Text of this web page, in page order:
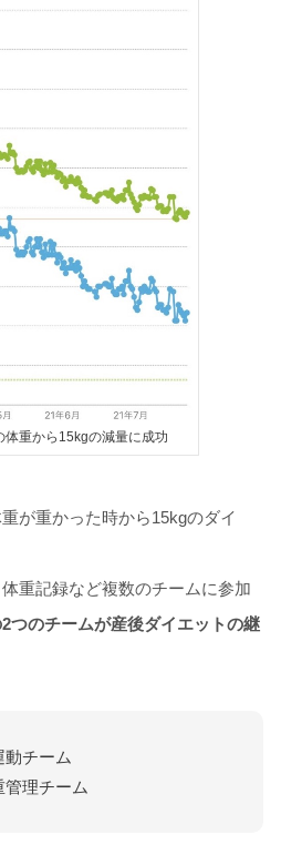
体重から15kgの減量に成功
が重かった時から15kgのダイ
重記録など複数のチームに参加
つのチームが産後ダイエットの継
動チーム
理チーム